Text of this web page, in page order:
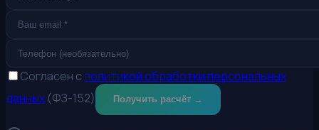
Согласен сполитикой обработки персональных
данных (ФЗ-152) Получить расчёт →